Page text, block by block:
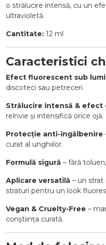
o strălucire intensă, cu un
ultravioletă.
Cantitate: 12 ml
Caracteristici
Efect fluorescent sub
discoteci sau petreceri.
Strălucire intensă & efect
reînvie și intensifică orice ojă.
Protecție anti-îngălbenire
curat al unghiilor.
Formulă sigură – fără
Aplicare versatilă – un
straturi pentru un look
Vegan & Cruelty-Free –
conștiința curată.